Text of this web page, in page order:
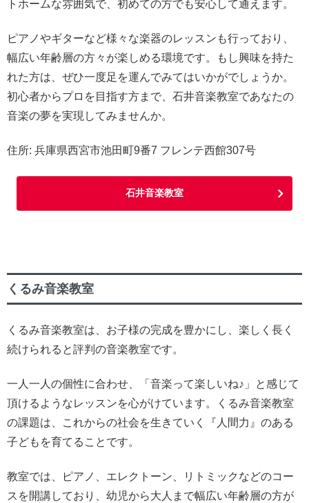
トホームな雰囲気で、初めての方でも安心して通えます。
ピアノやギターなど様々な楽器のレッスンも行っており、
幅広い年齢層の方々が楽しめる環境です。もし興味を持た
れた方は、ぜひ一度足を運んでみてはいかがでしょうか。
初心者からプロを目指す方まで、石井音楽教室であなたの
音楽の夢を実現してみませんか。
住所: 兵庫県西宮市池田町9番7 フレンテ西館307号
石井音楽教室
くるみ音楽教室
くるみ音楽教室は、お子様の完成を豊かにし、楽しく長く
続けられると評判の音楽教室です。
一人一人の個性に合わせ、「音楽って楽しいね♪」と感じて
頂けるようなレッスンを心がけています。くるみ音楽教室
の課題は、これからの社会を生きていく『人間力』のある
子どもを育てることです。
教室では、ピアノ、エレクトーン、リトミックなどのコー
スを開講しており、幼児から大人まで幅広い年齢層の方が